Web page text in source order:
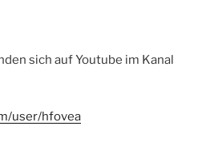
sich auf Youtube im Kanal
user/hfovea